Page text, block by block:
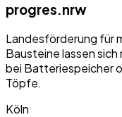
progres.nrw
Landesförderung für
Bausteine lassen
bei Batteriespeicher
Töpfe.
Köln